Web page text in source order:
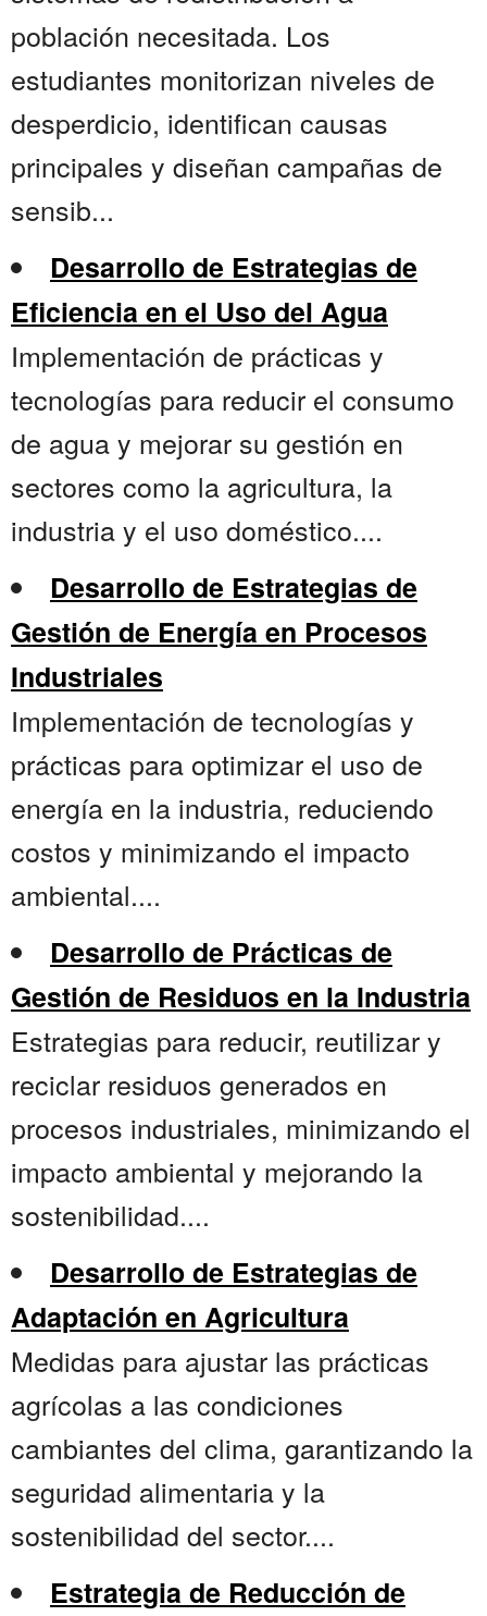
población necesitada. Los
estudiantes monitorizan niveles de
desperdicio, identifican causas
principales y diseñan campañas de
sensib...
Desarrollo de Estrategias de
Eficiencia en el Uso del Agua
Implementación de prácticas y
tecnologías para reducir el consumo
de agua y mejorar su gestión en
sectores como la agricultura, la
industria y el uso doméstico....
Desarrollo de Estrategias de
Gestión de Energía en Procesos
Industriales
Implementación de tecnologías y
prácticas para optimizar el uso de
energía en la industria, reduciendo
costos y minimizando el impacto
ambiental....
Desarrollo de Prácticas de
Gestión de Residuos en la Industria
Estrategias para reducir, reutilizar y
reciclar residuos generados en
procesos industriales, minimizando el
impacto ambiental y mejorando la
sostenibilidad....
Desarrollo de Estrategias de
Adaptación en Agricultura
Medidas para ajustar las prácticas
agrícolas a las condiciones
cambiantes del clima, garantizando la
seguridad alimentaria y la
sostenibilidad del sector....
Estrategia de Reducción de